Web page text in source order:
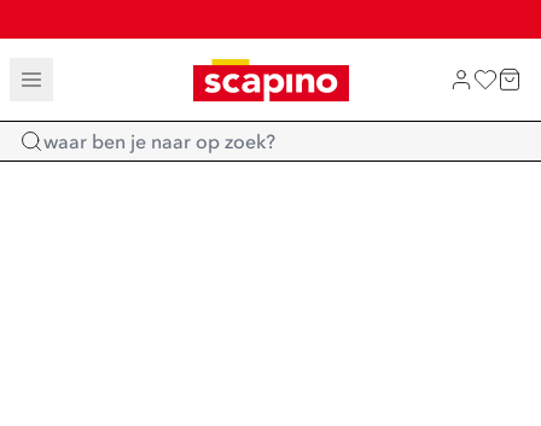
TOT 70% KORTING OP SALE
SHOP NIEUW
Home